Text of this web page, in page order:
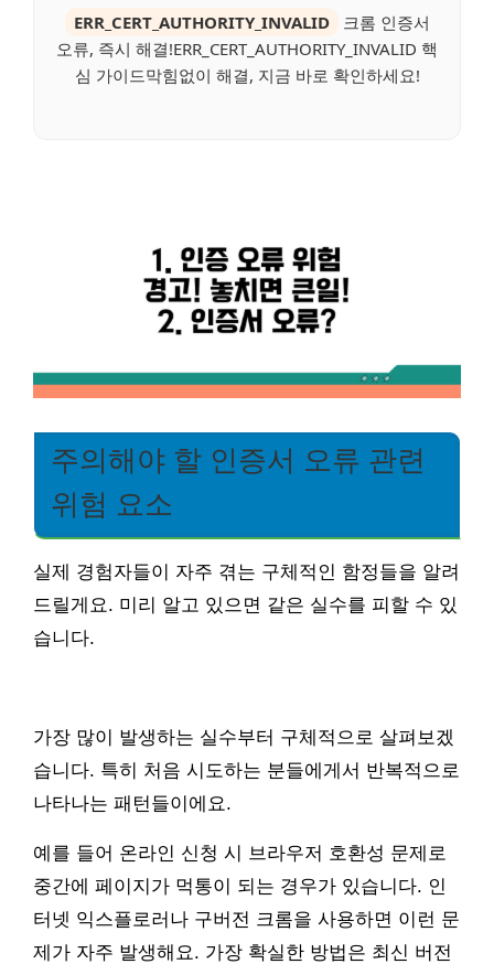
ERR_CERT_AUTHORITY_INVALID
크롬 인증서
오류, 즉시 해결!ERR_CERT_AUTHORITY_INVALID 핵
심 가이드막힘없이 해결, 지금 바로 확인하세요!
주의해야 할 인증서 오류 관련
위험 요소
실제 경험자들이 자주 겪는 구체적인 함정들을 알려
드릴게요. 미리 알고 있으면 같은 실수를 피할 수 있
습니다.
가장 많이 발생하는 실수부터 구체적으로 살펴보겠
습니다. 특히 처음 시도하는 분들에게서 반복적으로
나타나는 패턴들이에요.
예를 들어 온라인 신청 시 브라우저 호환성 문제로
중간에 페이지가 먹통이 되는 경우가 있습니다. 인
터넷 익스플로러나 구버전 크롬을 사용하면 이런 문
제가 자주 발생해요. 가장 확실한 방법은 최신 버전